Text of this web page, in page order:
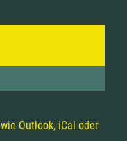
Outlook, iCal oder